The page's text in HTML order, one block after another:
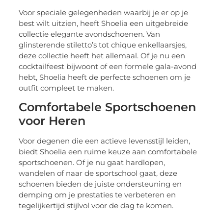
Voor speciale gelegenheden waarbij je er op je
best wilt uitzien, heeft Shoelia een uitgebreide
collectie elegante avondschoenen. Van
glinsterende stiletto’s tot chique enkellaarsjes,
deze collectie heeft het allemaal. Of je nu een
cocktailfeest bijwoont of een formele gala-avond
hebt, Shoelia heeft de perfecte schoenen om je
outfit compleet te maken.
Comfortabele Sportschoenen
voor Heren
Voor degenen die een actieve levensstijl leiden,
biedt Shoelia een ruime keuze aan comfortabele
sportschoenen. Of je nu gaat hardlopen,
wandelen of naar de sportschool gaat, deze
schoenen bieden de juiste ondersteuning en
demping om je prestaties te verbeteren en
tegelijkertijd stijlvol voor de dag te komen.